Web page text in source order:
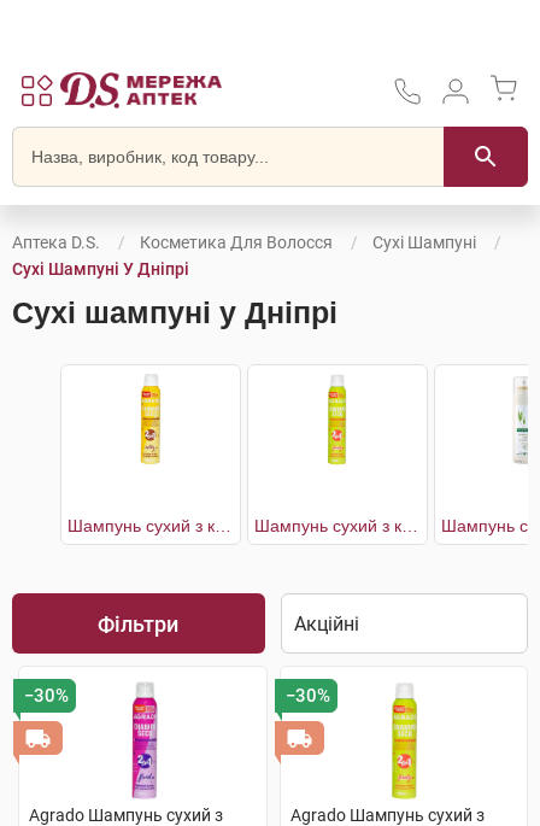
Аптека D.S. Косметика Для Волосся
Сухі Шампуні
Сухі Шампуні У Дніпрі
Сухі шампуні у Дніпрі
Фільтри
−30%
Agrado Шампунь сухий з
−30%
Agrado Шампунь cухий з